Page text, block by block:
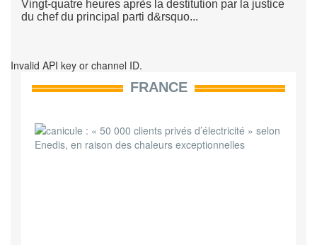
Vingt-quatre heures après la destitution par la justice
du chef du principal parti d&rsquo...
Invalid API key or channel ID.
FRANCE